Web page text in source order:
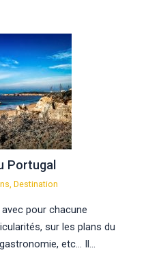
Portugal
,Destination
pour chacune
sur les plans du
etc… Il…